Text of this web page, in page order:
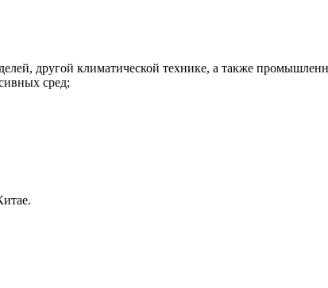
другой климатической технике, а также
сред;